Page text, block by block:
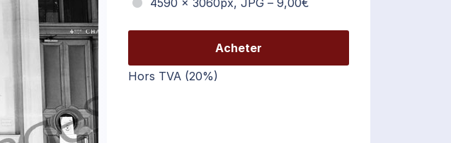
Acheter
Hors TVA (20%)